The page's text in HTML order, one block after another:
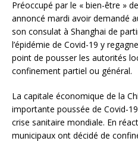
Préoccupé par le « bien-être »
annoncé mardi avoir demandé
son consulat à Shanghai de
l’épidémie de Covid-19 y
point de pousser les autorités
confinement partiel ou général.
La capitale économique de la
importante poussée de Covid-
crise sanitaire mondiale. En
municipaux ont décidé de